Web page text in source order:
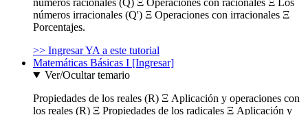
números racionales (Q) Ξ Operaciones con racionales Ξ Los
números irracionales (Q') Ξ Operaciones con irracionales Ξ
Porcentajes.
>> Ingresar YA a este tutorial
Matemáticas Básicas I [Ingresar]
Ver/Ocultar temario
Propiedades de los reales (R) Ξ Aplicación y operaciones con
los reales (R) Ξ Propiedades de los radicales Ξ Aplicación y